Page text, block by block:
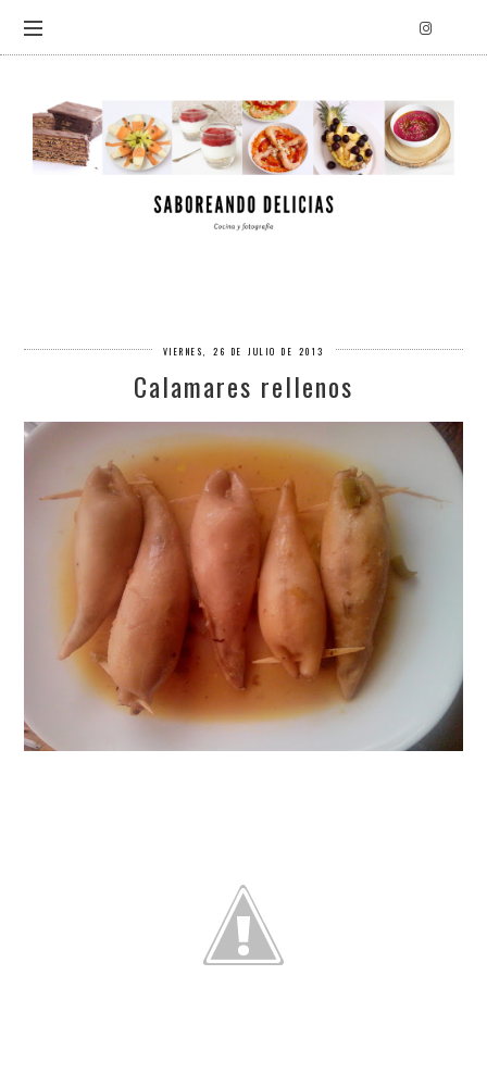
VIERNES, 26 DE JULIO DE 2013
Calamares rellenos